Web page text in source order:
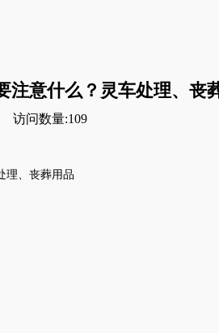
注意什么？灵车处理、丧
访问数量:109
理 丧葬用品